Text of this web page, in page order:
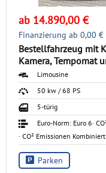
ab 14.890,00 €
Finanzierung ab 0,00 €
Bestellfahrzeug mit
Kamera, Tempomat
Limousine
50 kw / 68 PS
5-türig
Euro-Norm: Euro 6·
· CO² Emissionen
Parken